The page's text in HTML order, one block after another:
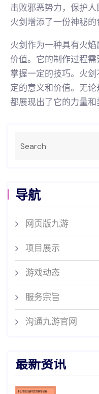
击败邪恶势力，保护
火剑增添了一份神秘的
火剑作为一种具有火
价值。它的制作过程
掌握一定的技巧。火
定的意义和价值。无
都展现出了它的力量和
导航
网页版九游
项目展示
游戏动态
服务宗旨
沟通九游官网
最新资讯